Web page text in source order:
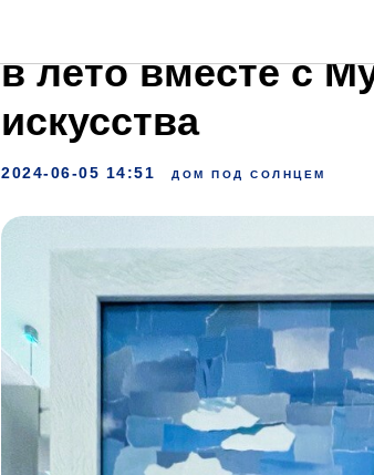
Приглашаем в
в лето вместе с
искусства
2024-06-05 14:51 ДОМ ПОД СОЛНЦЕМ